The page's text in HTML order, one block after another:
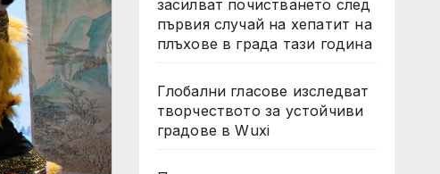
засилват почистването след
първия случай на хепатит на
плъхове в града тази година
Глобални гласове изследват
творчеството за устойчиви
градове в Wuxi